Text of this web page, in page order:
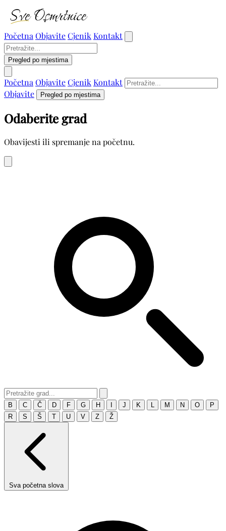
Početna ObjaviteCjenik Kontakt
Pregled po mjestima
Početna ObjaviteCjenik Kontakt
Objavite
Pregled po mjestima
Odaberite grad
Obavijesti ili spremanje na početnu.
B C Č D F G H J K M N O
P
R
S Š T U V Z Ž
Sva početna slova